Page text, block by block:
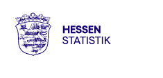
Hessen